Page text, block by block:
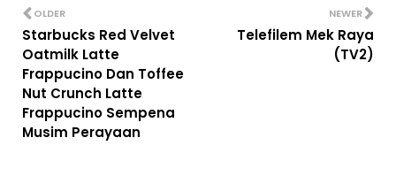
NEWER
Telefilem Mek Raya
(TV2)
OLDER
Starbucks Red Velvet
Oatmilk Latte
Frappucino Dan Toffee
Nut Crunch Latte
Frappucino Sempena
Musim Perayaan